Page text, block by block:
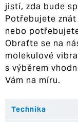
jistí, zda bude
Potřebujete
nebo
Obraťte se na
molekulové
s výběrem
Vám na míru.